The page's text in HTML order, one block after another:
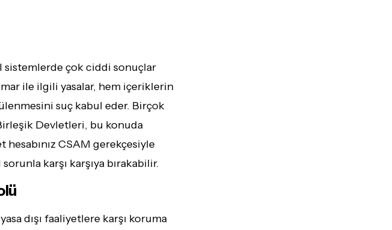
sistemlerde çok ciddi sonuçlar
ile ilgili yasalar, hem içeriklerin
suç kabul eder. Birçok
Devletleri, bu konuda
CSAM gerekçesiyle
karşı karşıya bırakabilir.
dışı faaliyetlere karşı koruma